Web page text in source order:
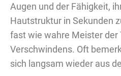
Augen und der Fähigkeit,
Hautstruktur in Sekunden
fast wie wahre Meister der
Verschwindens. Oft
sich langsam wieder aus